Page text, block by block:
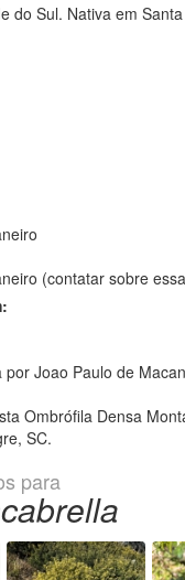
do Sul. Nativa em
(contatar sobre
Joao Paulo de
Ombrófila Densa
SC.
para